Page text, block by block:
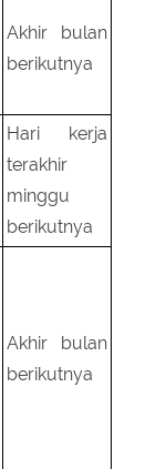
Akhir bulan
berikutnya
Hari kerja
terakhir
minggu
berikutnya
Akhir bulan
berikutnya